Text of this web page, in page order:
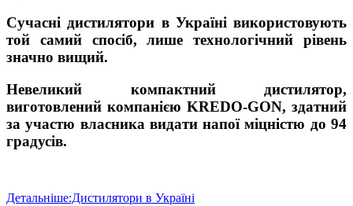
Сучасні дистилятори в Україні використовують
той самий спосіб, лише технологічний рівень
значно вищий.
Невеликий компактний дистилятор,
виготовлений компанією KREDO-GON, здатний
за участю власника видати напої міцністю до 94
градусів.
Детальніше:Дистилятори в Україні